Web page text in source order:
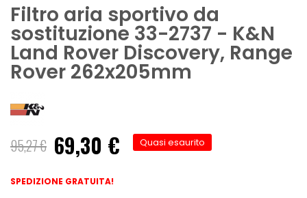
Filtro aria sportivo da
sostituzione 33-2737 - K&N
Land Rover Discovery, Range
Rover 262x205mm
95,27 €
Prezzo
speciale
69,30 € Quasi esaurito
SPEDIZIONE GRATUITA!